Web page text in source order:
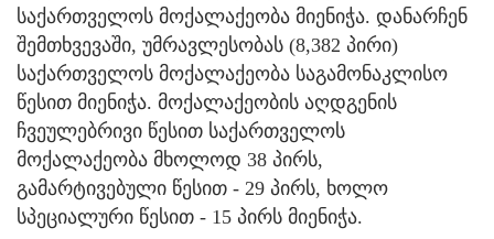
საქართველოს მოქალაქეობა მიენიჭა. დანარჩენ
შემთხვევაში, უმრავლესობას (8,382 პირი)
საქართველოს მოქალაქეობა საგამონაკლისო
წესით მიენიჭა. მოქალაქეობის აღდგენის
ჩვეულებრივი წესით საქართველოს
მოქალაქეობა მხოლოდ 38 პირს,
გამარტივებული წესით - 29 პირს, ხოლო
სპეციალური წესით - 15 პირს მიენიჭა.